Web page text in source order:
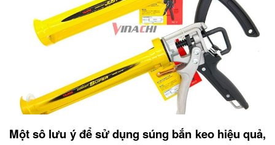
Một sô lưu ý để sử dụng súng bắn keo hiệu quả,